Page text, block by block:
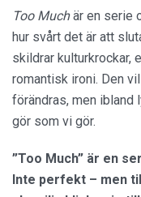
Too Muchär en serie
hur svårt det är att
skildrar kulturkrockar,
romantisk ironi. Den
förändras, men
gör som vi gör.
”Too Much” är en
Inte perfekt – men